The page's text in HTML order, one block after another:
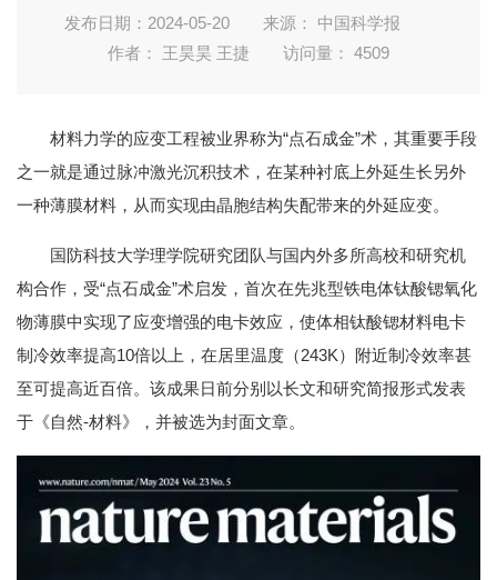
发布日期：2024-05-20
来源： 中国科学报
作者： 王昊昊 王捷
访问量： 4509
材料力学的应变工程被业界称为“点石成金”术，其重要手段
之一就是通过脉冲激光沉积技术，在某种衬底上外延生长另外
一种薄膜材料，从而实现由晶胞结构失配带来的外延应变。
国防科技大学理学院研究团队与国内外多所高校和研究机
构合作，受“点石成金”术启发，首次在先兆型铁电体钛酸锶氧化
物薄膜中实现了应变增强的电卡效应，使体相钛酸锶材料电卡
制冷效率提高10倍以上，在居里温度（243K）附近制冷效率甚
至可提高近百倍。该成果日前分别以长文和研究简报形式发表
于《自然-材料》，并被选为封面文章。